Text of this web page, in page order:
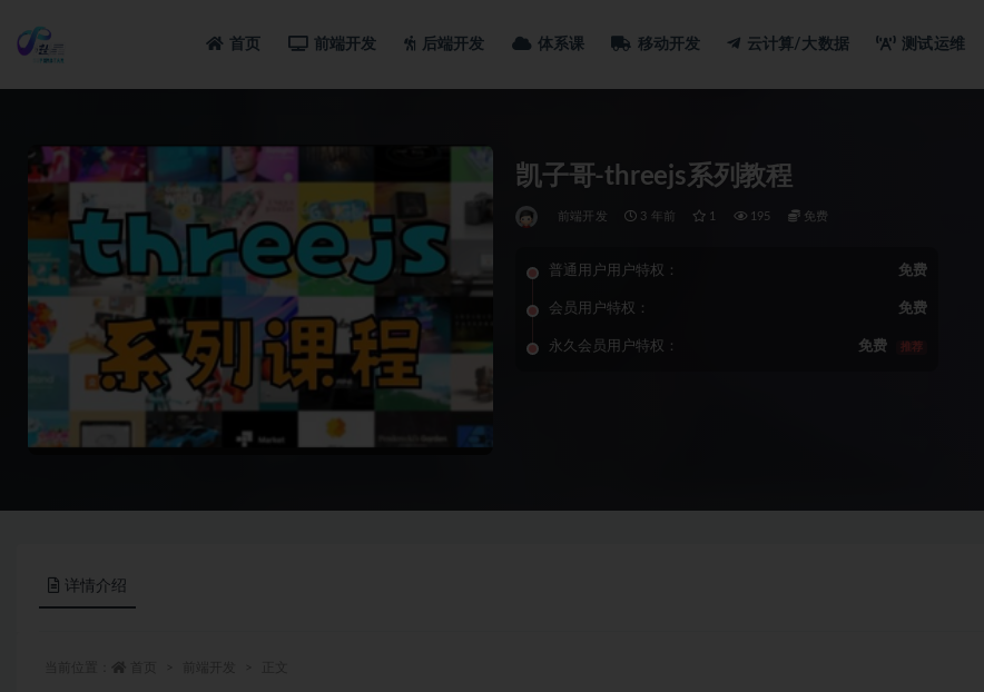
首页 前端开发 后端开发 体系课 移动开发 云计算/大数据 测试运维
凯子哥-threejs系列教程
前端开发 3 年前 1 195 免费
普通用户用户特权： 免费
会员用户特权： 免费
永久会员用户特权： 免费 推荐
详情介绍